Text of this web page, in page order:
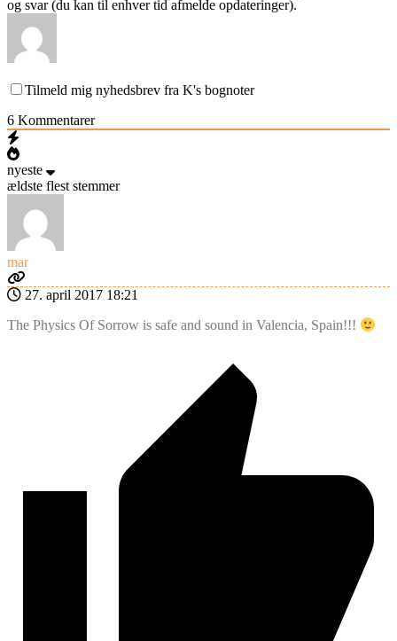
og svar (du kan til enhver tid afmelde opdateringer).
Tilmeld mig nyhedsbrev fra K's bognoter
6 Kommentarer
nyeste
ældste flest stemmer
mar
27. april 2017 18:21
The Physics Of Sorrow is safe and sound in Valencia, Spain!!!